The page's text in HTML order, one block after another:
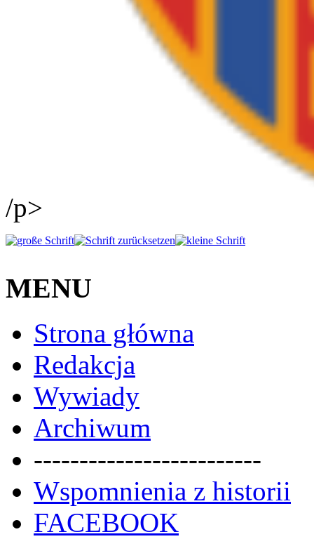
/p>
MENU
Strona główna
Redakcja
Wywiady
Archiwum
-------------------------
Wspomnienia z historii
FACEBOOK